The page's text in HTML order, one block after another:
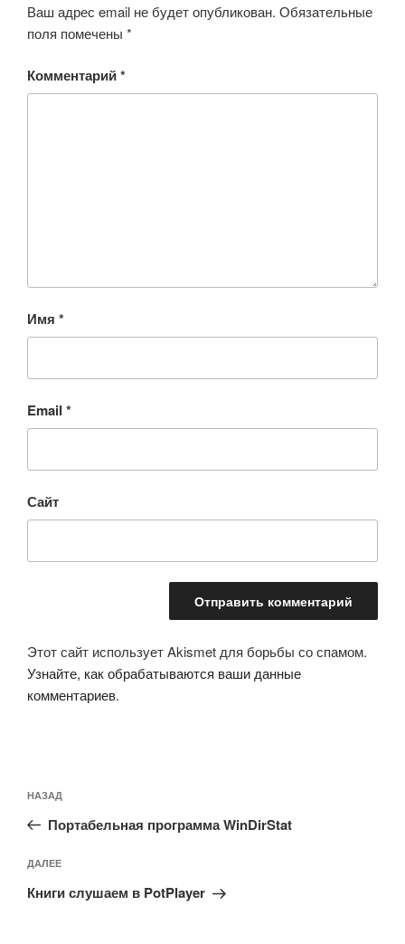
Ваш адрес email не будет опубликован. Обязательные
поля помечены *
Комментарий*
Имя *
Email *
Сайт
Этот сайт использует Akismet для борьбы со спамом.
Узнайте, как обрабатываются ваши данные
комментариев.
по
записям
Предыдущая
запись:
НАЗАД
Портабельная программа WinDirStat
Следующая
запись
ДАЛЕЕ
Книги слушаем в PotPlayer